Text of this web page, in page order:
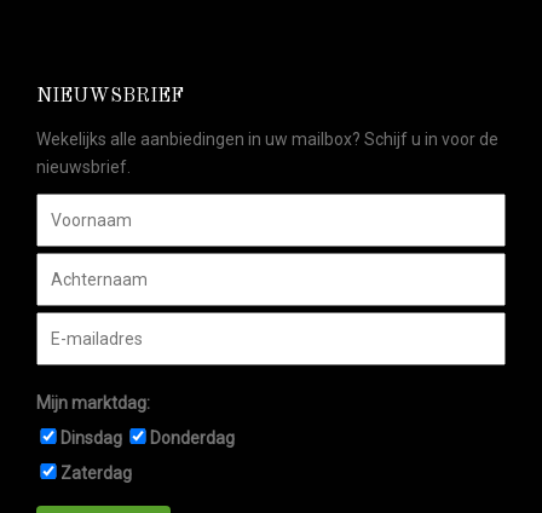
NIEUWSBRIEF
Wekelijks alle aanbiedingen in uw mailbox? Schijf u in voor de
nieuwsbrief.
Mijn marktdag:
Dinsdag
Donderdag
Zaterdag